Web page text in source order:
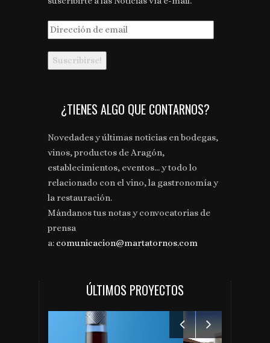
Dirección
de
email
¿TIENES ALGO QUE CONTARNOS?
Novedades y últimas noticias en bodegas,
vinos, productos de Aragón,
establecimientos, eventos... y todo lo
relacionado con el vino, la gastronomía y
la restauración.
Mándanos tus notas y convocatorias de
prensa
a: comunicacion@martatornos.com
ÚLTIMOS PROYECTOS